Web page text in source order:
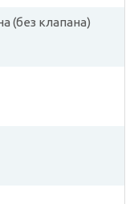
(без клапана)